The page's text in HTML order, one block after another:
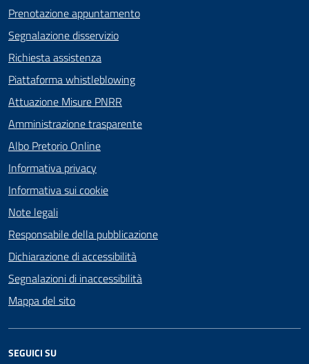
Prenotazione appuntamento
Segnalazione disservizio
Richiesta assistenza
Piattaforma whistleblowing
Attuazione Misure PNRR
Amministrazione trasparente
Albo Pretorio Online
Informativa privacy
Informativa sui cookie
Note legali
Responsabile della pubblicazione
Dichiarazione di accessibilità
Segnalazioni di inaccessibilità
Mappa del sito
SEGUICI SU